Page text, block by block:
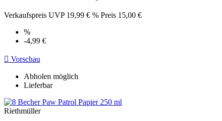
Verkaufspreis UVP 19,99 € % Preis 15,00 €
%
-4,99 €
 Vorschau
Abholen möglich
Lieferbar
Riethmüller